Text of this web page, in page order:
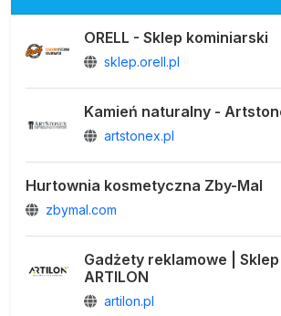
ORELL - Sklep kominiarski
sklep.orell.pl
Kamień naturalny -
artstonex.pl
Hurtownia kosmetyczna Zby-Mal
zbymal.com
Gadżety reklamowe |
ARTILON
artilon.pl